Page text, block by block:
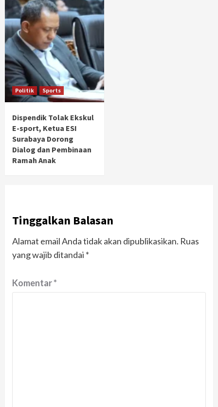
Politik Sports
Dispendik Tolak Ekskul
E-sport, Ketua ESI
Surabaya Dorong
Dialog dan Pembinaan
Ramah Anak
Tinggalkan Balasan
Alamat email Anda tidak akan dipublikasikan. Ruas
yang wajib ditandai *
Komentar*